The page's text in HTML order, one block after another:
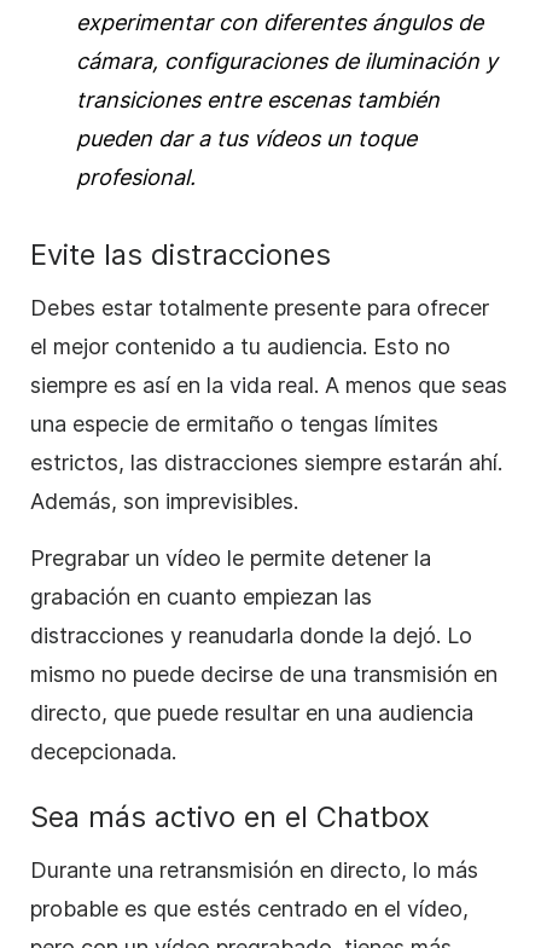
experimentar con diferentes ángulos de
cámara, configuraciones de iluminación y
transiciones entre escenas también
pueden dar a tus vídeos un toque
profesional.
Evite las distracciones
Debes estar totalmente presente para ofrecer
el mejor contenido a tu audiencia. Esto no
siempre es así en la vida real. A menos que seas
una especie de ermitaño o tengas límites
estrictos, las distracciones siempre estarán ahí.
Además, son imprevisibles.
Pregrabar un vídeo le permite detener la
grabación en cuanto empiezan las
distracciones y reanudarla donde la dejó. Lo
mismo no puede decirse de una transmisión en
directo, que puede resultar en una audiencia
decepcionada.
Sea más activo en el Chatbox
Durante una retransmisión en directo, lo más
probable es que estés centrado en el vídeo,